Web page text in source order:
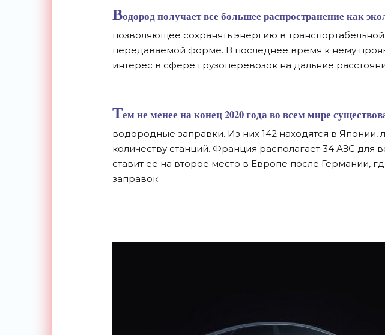
Водород получает все большее распространение как
позволяющее сохранять энергию в
передаваемой форме. В последнее время к нему
интерес в сфере грузоперевозок на дальние
Тем не менее на конец 2020 года во всем мире
водородные заправки. Из них 142 находятся в
количеству станций. Франция располагает 34 АЗС для
ставит ее на второе место в Европе после Германии,
заправок.